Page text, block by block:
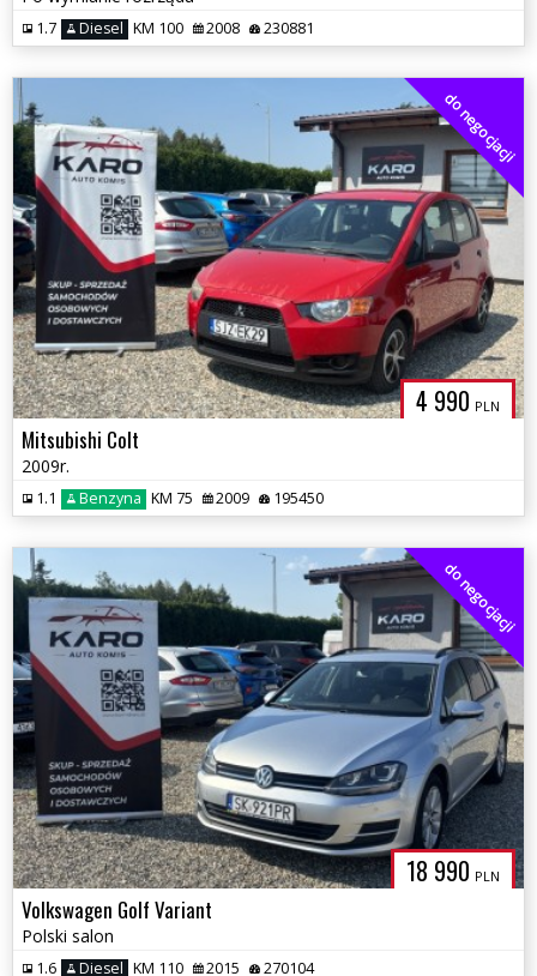
1.7 Diesel KM 100 2008 230881
4 990 PLN
do negocjacji
Mitsubishi Colt
2009r.
1.1 Benzyna KM 75 2009 195450
18 990 PLN
do negocjacji
Volkswagen Golf Variant
Polski salon
1.6 Diesel KM 110 2015 270104